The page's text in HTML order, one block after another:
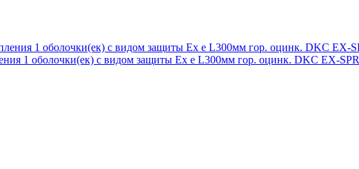
1 оболочки(ек) с видом защиты Ex e L300мм гор. оцинк. DKC EX-